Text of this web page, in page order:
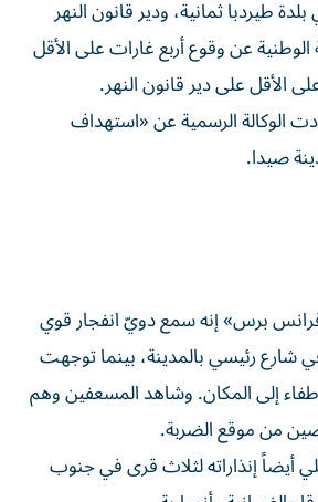
طيردبا ثمانية، ودير قانون النهر
الوطنية عن وقوع أربع غارات على الأقل
الأقل على دير قانون النهر.
الوكالة الرسمية عن «استهداف
صيدا.
برس» إنه سمع دويّ انفجار قوي
شارع رئيسي بالمدينة، بينما توجهت
إلى المكان. وشاهد المسعفين وهم
من موقع الضربة.
أيضاً إنذاراته لثلاث قرى في جنوب